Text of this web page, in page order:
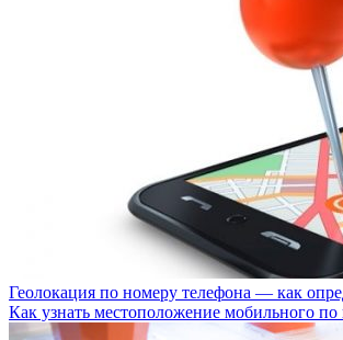
Геолокация по номеру телефона — как
Как узнать местоположение мобильного по